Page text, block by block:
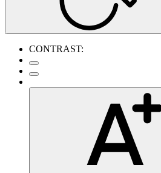
CONTRAST: